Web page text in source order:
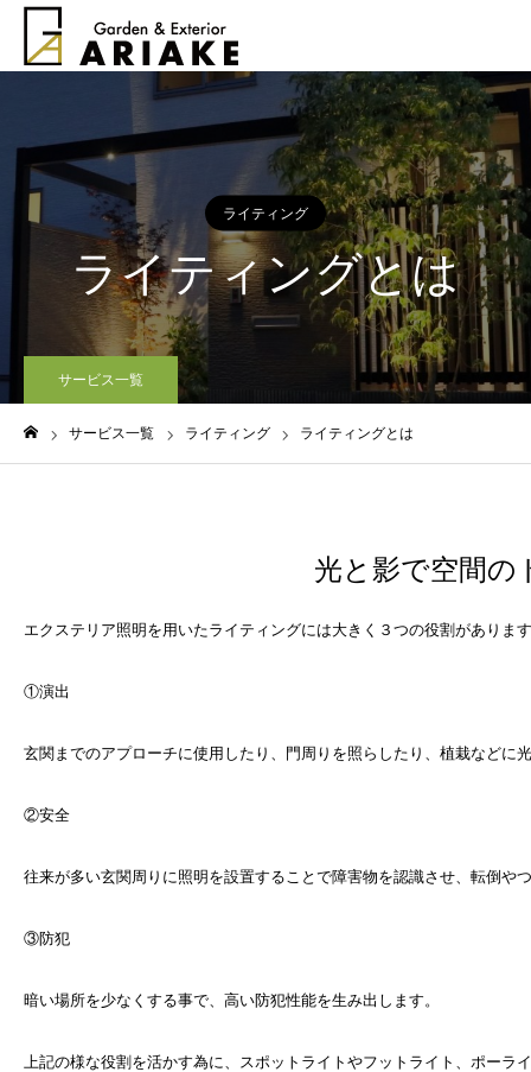
ライティング
ライティングとは
サービス一覧
サービス一覧 ライティング ライティングとは
光と影で空間の
エクステリア照明を用いたライティングには大きく３つの役割がありま
①演出
玄関までのアプローチに使用したり、門周りを照らしたり、植栽など
②安全
往来が多い玄関周りに照明を設置することで障害物を認識させ、転倒や
③防犯
暗い場所を少なくする事で、高い防犯性能を生み出します。
上記の様な役割を活かす為に、スポットライトやフットライト、ポー